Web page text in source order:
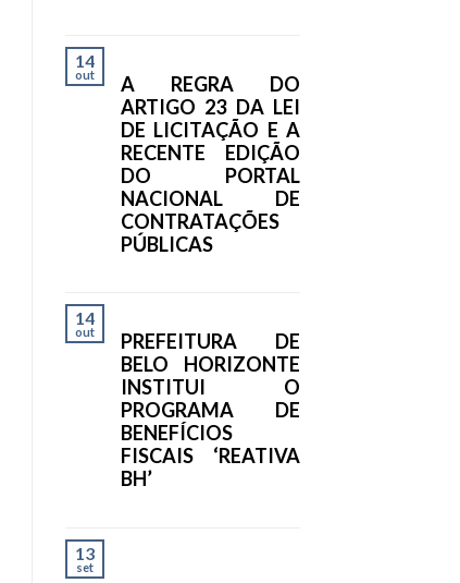
14
out
A REGRA DO
ARTIGO 23 DA LEI
DE LICITAÇÃO E A
RECENTE EDIÇÃO
DO PORTAL
NACIONAL DE
CONTRATAÇÕES
PÚBLICAS
14
out
PREFEITURA DE
BELO HORIZONTE
INSTITUI O
PROGRAMA DE
BENEFÍCIOS
FISCAIS ‘REATIVA
BH’
13
set